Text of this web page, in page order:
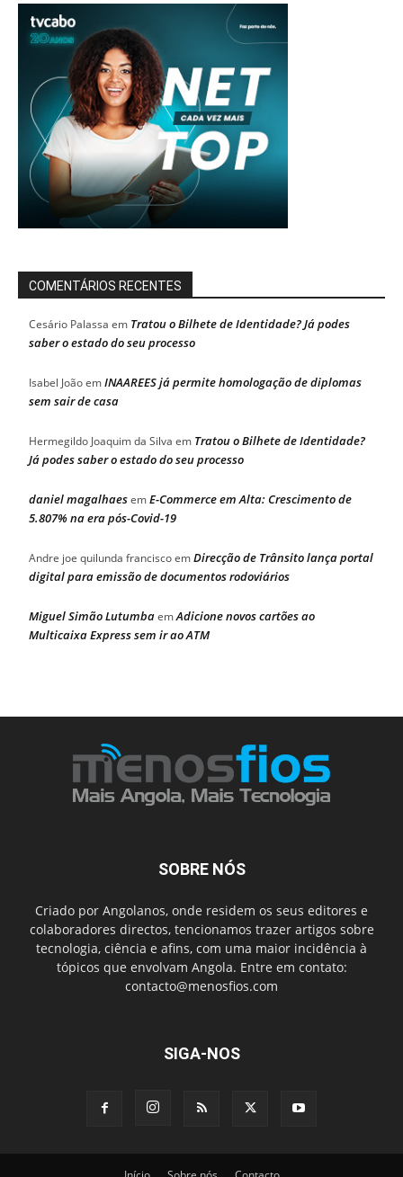
COMENTÁRIOS RECENTES
Cesário Palassa em Tratou o Bilhete de Identidade? Já podes
saber o estado do seu processo
Isabel JoãoemINAAREES já permite homologação de diplomas
sem sair de casa
Hermegildo Joaquim da Silva em Tratou o Bilhete de Identidade?
Já podes saber o estado do seu processo
daniel magalhaesemE-Commerce em Alta: Crescimento de
5.807% na era pós-Covid-19
Andre joe quilunda franciscoemDirecção de Trânsito lança portal
digital para emissão de documentos rodoviários
Miguel Simão LutumbaemAdicione novos cartões ao
Multicaixa Express sem ir ao ATM
SOBRE NÓS
Criado por Angolanos, onde residem os seus editores e
colaboradores directos, tencionamos trazer artigos sobre
tecnologia, ciência e afins, com uma maior incidência à
tópicos que envolvam Angola. Entre em contato:
contacto@menosfios.com
SIGA-NOS